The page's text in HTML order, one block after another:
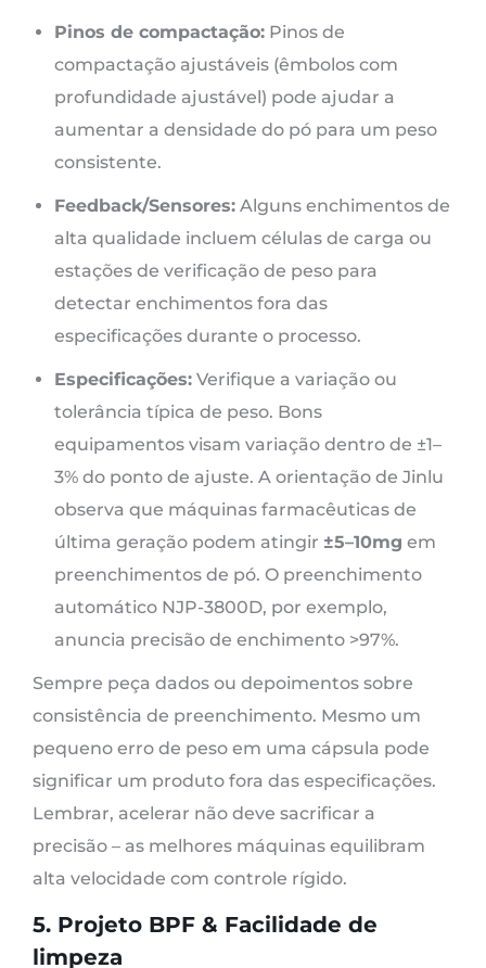
Pinos de compactação: Pinos de
compactação ajustáveis (êmbolos com
profundidade ajustável) pode ajudar a
aumentar a densidade do pó para um peso
consistente.
Feedback/Sensores: Alguns enchimentos de
alta qualidade incluem células de carga ou
estações de verificação de peso para
detectar enchimentos fora das
especificações durante o processo.
Especificações: Verifique a variação ou
tolerância típica de peso. Bons
equipamentos visam variação dentro de ±1–
3% do ponto de ajuste. A orientação de Jinlu
observa que máquinas farmacêuticas de
última geração podem atingir ±5–10mg em
preenchimentos de pó. O preenchimento
automático NJP-3800D, por exemplo,
anuncia precisão de enchimento >97%.
Sempre peça dados ou depoimentos sobre
consistência de preenchimento. Mesmo um
pequeno erro de peso em uma cápsula pode
significar um produto fora das especificações.
Lembrar, acelerar não deve sacrificar a
precisão – as melhores máquinas equilibram
alta velocidade com controle rígido.
5. Projeto BPF & Facilidade de
limpeza